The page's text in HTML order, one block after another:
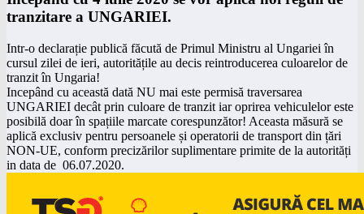
tranzitare a UNGARIEI.
Intr-o declarație publică făcută de Primul Ministru al Ungariei în
cursul zilei de ieri, autoritățile au decis reintroducerea culoarelor de
tranzit în Ungaria!
Incepând cu această dată NU mai este permisă traversarea
UNGARIEI decât prin culoare de tranzit iar oprirea vehiculelor este
posibilă doar în spațiile marcate corespunzător! Aceasta măsură se
aplică exclusiv pentru persoanele și operatorii de transport din țări
NON-UE, conform precizărilor suplimentare primite de la autorități
in data de 06.07.2020.